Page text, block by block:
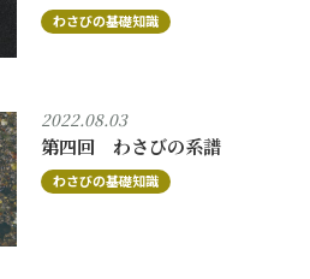
わさびの基礎知識
2022.08.03
第四回 わさびの系譜
わさびの基礎知識